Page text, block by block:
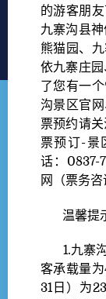
的游客朋
九寨沟县
熊猫园、
依九寨庄
了您有一
沟景区官
票预约请关
票预订-景
话：0837-
网（票务
温馨提
1.九寨沟
客承载量
31日）为